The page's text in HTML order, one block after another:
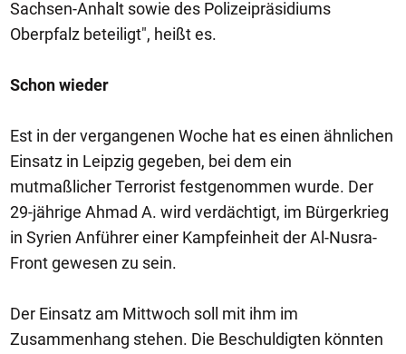
Sachsen-Anhalt sowie des Polizeipräsidiums
Oberpfalz beteiligt", heißt es.
Schon wieder
Est in der vergangenen Woche hat es einen ähnlichen
Einsatz in Leipzig gegeben, bei dem ein
mutmaßlicher Terrorist festgenommen wurde. Der
29-jährige Ahmad A. wird verdächtigt, im Bürgerkrieg
in Syrien Anführer einer Kampfeinheit der Al-Nusra-
Front gewesen zu sein.
Der Einsatz am Mittwoch soll mit ihm im
Zusammenhang stehen. Die Beschuldigten könnten